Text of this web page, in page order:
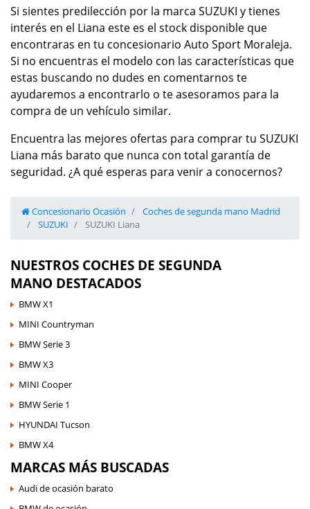
Si sientes predilección por la marca SUZUKI y tienes
interés en el Liana este es el stock disponible que
encontraras en tu concesionario Auto Sport Moraleja.
Si no encuentras el modelo con las características que
estas buscando no dudes en comentarnos te
ayudaremos a encontrarlo o te asesoramos para la
compra de un vehículo similar.
Encuentra las mejores ofertas para comprar tu SUZUKI
Liana más barato que nunca con total garantía de
seguridad. ¿A qué esperas para venir a conocernos?
Concesionario Ocasión
Coches de segunda mano Madrid
SUZUKI
SUZUKI Liana
NUESTROS COCHES DE SEGUNDA
MANO DESTACADOS
BMW X1
MINI Countryman
BMW Serie 3
BMW X3
MINI Cooper
BMW Serie 1
HYUNDAI Tucson
BMW X4
MARCAS MÁS BUSCADAS
Audi de ocasión barato